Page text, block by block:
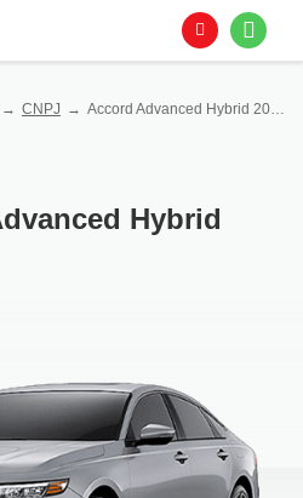
CNPJ Accord Advanced Hybrid 2026 - Híbrido
Hybrid